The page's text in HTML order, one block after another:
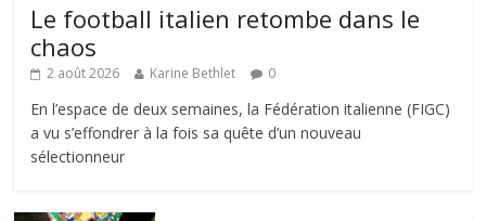
Le football italien retombe dans le
chaos
2 août 2026 Karine Bethlet 0
En l’espace de deux semaines, la Fédération italienne (FIGC)
a vu s’effondrer à la fois sa quête d’un nouveau
sélectionneur